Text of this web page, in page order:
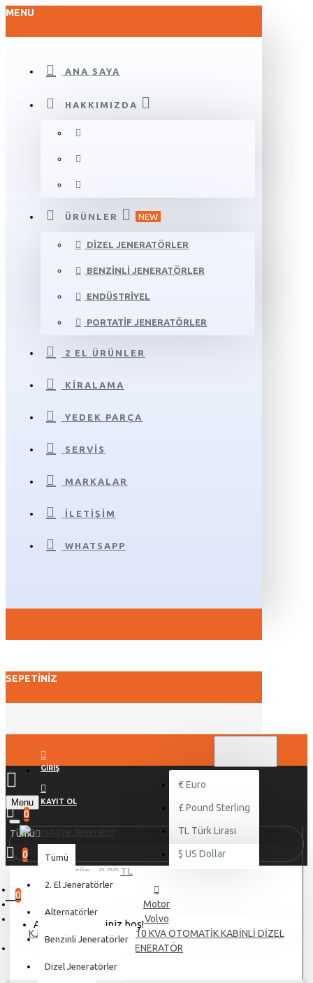
MENU
ANA SAYA
HAKKIMIZDA
ÜRÜNLER NEW
DIZEL JENERATÖRLER
BENZINLI JENERATÖRLER
ENDÜSTRIYEL
PORTATIF JENERATÖRLER
2 EL ÜRÜNLER
KIRALAMA
YEDEK PARÇA
SERVIS
MARKALAR
İLETIŞIM
WHATSAPP
SEPETINIZ
GIRIŞ
KAYIT OL
€ Euro
£ Pound Sterling
TL Türk Lirası
$ US Dollar
Menu
0
0
0 ürün - 0,00 TL
0
Alışveriş sepetiniz boş!
Tümü
Tümü
2. El Jeneratörler
Alternatörler
Benzinli Jeneratörler
Dizel Jeneratörler
Motor
Volvo
KJ POWER VOLVO KJV 110 KVA OTOMATİK KABİNLİ DİZEL
JENERATÖR